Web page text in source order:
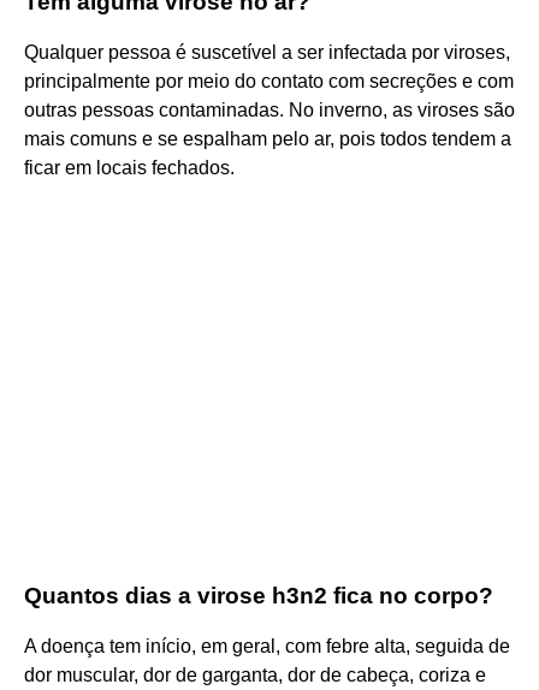
Qualquer pessoa é suscetível a ser infectada por viroses,
principalmente por meio do contato com secreções e com
outras pessoas contaminadas. No inverno, as viroses são
mais comuns e se espalham pelo ar, pois todos tendem a
ficar em locais fechados.
Quantos dias a virose h3n2 fica no corpo?
A doença tem início, em geral, com febre alta, seguida de
dor muscular, dor de garganta, dor de cabeça, coriza e